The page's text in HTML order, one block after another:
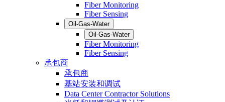
Fiber Monitoring
Fiber Sensing
Oil-Gas-Water
Oil-Gas-Water
Fiber Monitoring
Fiber Sensing
承包商
承包商
基站安装和调试
Data Center Contractor Solutions